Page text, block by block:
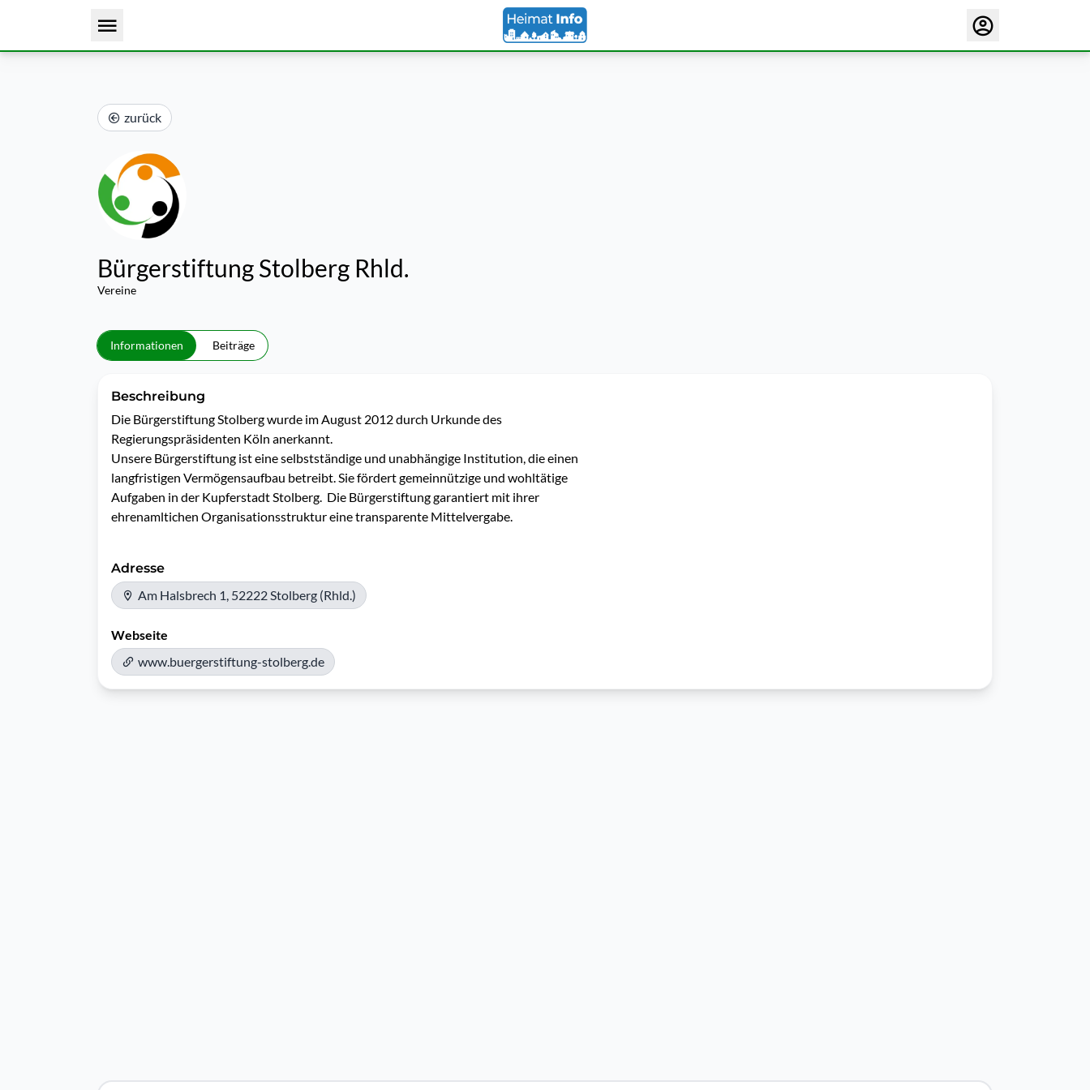
zurück
Bürgerstiftung Stolberg Rhld.
Vereine
Informationen Beiträge
Beschreibung
Die Bürgerstiftung Stolberg wurde im August 2012 durch Urkunde des
Regierungspräsidenten Köln anerkannt.
Unsere Bürgerstiftung ist eine selbstständige und unabhängige Institution, die einen
langfristigen Vermögensaufbau betreibt. Sie fördert gemeinnützige und wohltätige
Aufgaben in der Kupferstadt Stolberg.  Die Bürgerstiftung garantiert mit ihrer
ehrenamltichen Organisationsstruktur eine transparente Mittelvergabe.
Adresse
Am Halsbrech 1, 52222 Stolberg (Rhld.)
Webseite
www.buergerstiftung-stolberg.de